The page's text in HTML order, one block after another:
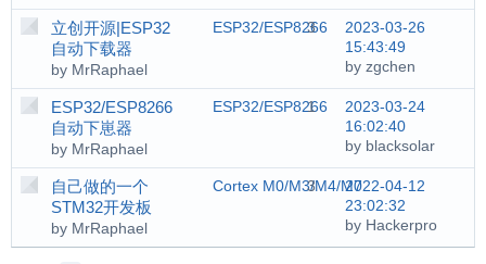
立创开源|ESP32
自动下载器
by MrRaphael
ESP32/ESP8266
3
2023-03-26
15:43:49
by zgchen
ESP32/ESP8266
自动下崽器
by MrRaphael
ESP32/ESP8266
1
2023-03-24
16:02:40
by blacksolar
自己做的一个
STM32开发板
by MrRaphael
Cortex M0/M3/M4/M7
3
2022-04-12
23:02:32
by Hackerpro